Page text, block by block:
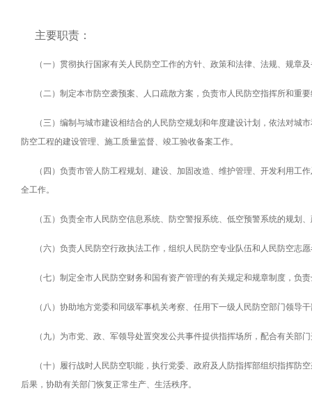
主要职责：
（一）贯彻执行国家有关人民防空工作的方针、政策和法律、法规、规
（二）制定本市防空袭预案、人口疏散方案，负责市人民防空指挥所和
（三）编制与城市建设相结合的人民防空规划和年度建设计划，依法对
防空工程的建设管理、施工质量监督、竣工验收备案工作。
（四）负责市管人防工程规划、建设、加固改造、维护管理、开发利用
全工作。
（五）负责全市人民防空信息系统、防空警报系统、低空预警系统的规
（六）负责人民防空行政执法工作，组织人民防空专业队伍和人民防空
（七）制定全市人民防空财务和国有资产管理的有关规定和规章制度，负
（八）协助地方党委和同级军事机关考察、任用下一级人民防空部门领导
（九）为市党、政、军领导处置突发公共事件提供指挥场所，配合有关
（十）履行战时人民防空职能，执行党委、政府及人防指挥部组织指挥
后果，协助有关部门恢复正常生产、生活秩序。